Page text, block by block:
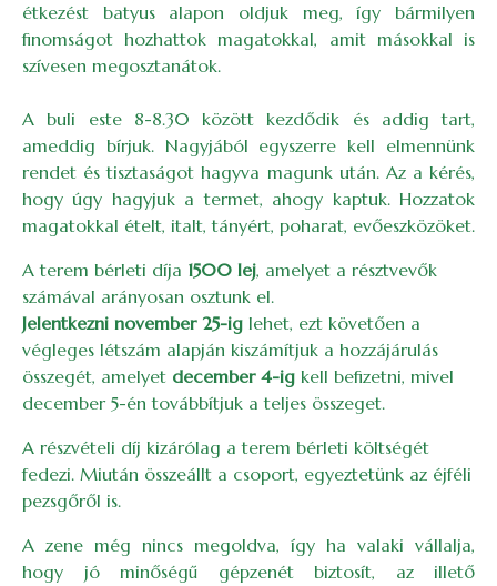
étkezést batyus alapon oldjuk meg, így bármilyen
finomságot hozhattok magatokkal, amit másokkal is
szívesen megosztanátok.
A buli este 8-8.30 között kezdődik és addig tart,
ameddig bírjuk. Nagyjából egyszerre kell elmennünk
rendet és tisztaságot hagyva magunk után. Az a kérés,
hogy úgy hagyjuk a termet, ahogy kaptuk. Hozzatok
magatokkal ételt, italt, tányért, poharat, evőeszközöket.
A terem bérleti díja 1500 lej, amelyet a résztvevők
számával arányosan osztunk el.
Jelentkezni november 25-ig lehet, ezt követően a
végleges létszám alapján kiszámítjuk a hozzájárulás
összegét, amelyet december 4-ig kell befizetni, mivel
december 5-én továbbítjuk a teljes összeget.
A részvételi díj kizárólag a terem bérleti költségét
fedezi. Miután összeállt a csoport, egyeztetünk az éjféli
pezsgőről is.
A zene még nincs megoldva, így ha valaki vállalja,
hogy jó minőségű gépzenét biztosít, az illető